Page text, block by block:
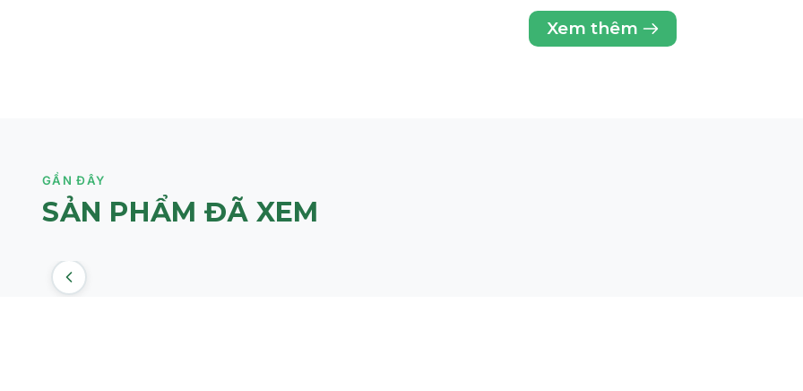
tính đầy đủ. "LIGNACELL" và "LIGHT’ENSIS" có thể là tên thương mại của các phức hợp chứa một số thành phần trong
Hỗ trợ làm giảm sự tiết bã nhờn, giúp da được cân bằng hơn.
Tăng cường độ đàn hồi và thúc đẩy quá trình phục hồi của da.
Hỗ trợ da giữ ẩm tốt hơn, mang lại cảm giác tươi mới.
Xem thêm
GẦN ĐÂY
SẢN PHẨM ĐÃ XEM